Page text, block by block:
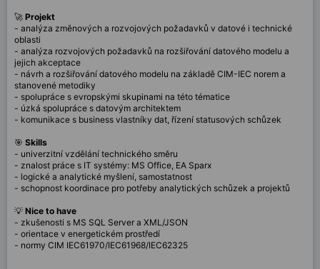
🚀 Projekt
- analýza změnových a rozvojových požadavků v datové i technické
oblasti
- analýza rozvojových požadavků na rozšiřování datového modelu a
jejich akceptace
- návrh a rozšiřování datového modelu na základě CIM-IEC norem a
stanovené metodiky
- spolupráce s evropskými skupinami na této tématice
- úzká spolupráce s datovým architektem
- komunikace s business vlastníky dat, řízení statusových schůzek
🎯 Skills
- univerzitní vzdělání technického směru
- znalost práce s IT systémy: MS Office, EA Sparx
- logické a analytické myšlení, samostatnost
- schopnost koordinace pro potřeby analytických schůzek a projektů
💡 Nice to have
- zkušenosti s MS SQL Server a XML/JSON
- orientace v energetickém prostředí
- normy CIM IEC61970/IEC61968/IEC62325